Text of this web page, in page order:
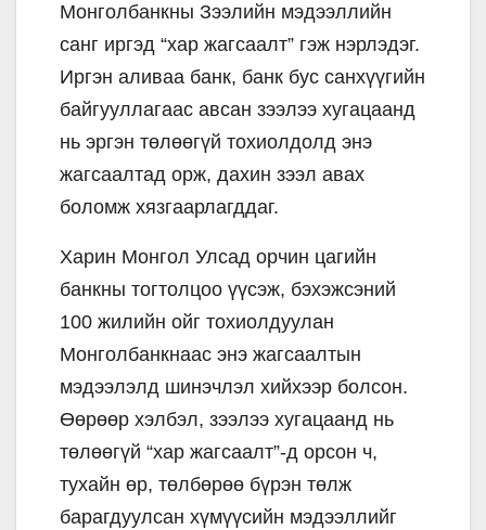
Монголбанкны Зээлийн мэдээллийн
санг иргэд “хар жагсаалт” гэж нэрлэдэг.
Иргэн аливаа банк, банк бус санхүүгийн
байгууллагаас авсан зээлээ хугацаанд
нь эргэн төлөөгүй тохиолдолд энэ
жагсаалтад орж, дахин зээл авах
боломж хязгаарлагддаг.
Харин Монгол Улсад орчин цагийн
банкны тогтолцоо үүсэж, бэхэжсэний
100 жилийн ойг тохиолдуулан
Монголбанкнаас энэ жагсаалтын
мэдээлэлд шинэчлэл хийхээр болсон.
Өөрөөр хэлбэл, зээлээ хугацаанд нь
төлөөгүй “хар жагсаалт”-д орсон ч,
тухайн өр, төлбөрөө бүрэн төлж
барагдуулсан хүмүүсийн мэдээллийг